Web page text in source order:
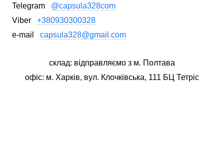
Telegram @capsula328com
Viber +380930300328
e-mail capsula328@gmail.com
склад: відправляємо з м. Полтава
офіс: м. Харків, вул. Клочківська, 111 БЦ Тетріс